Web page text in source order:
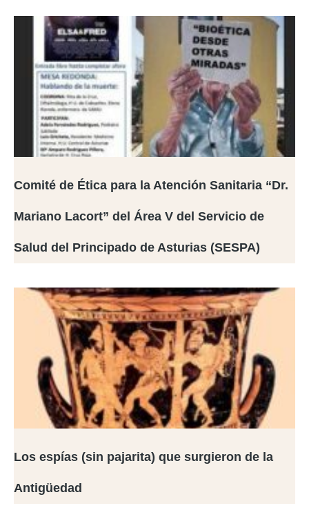
Comité de Ética para la Atención Sanitaria “Dr.
Mariano Lacort” del Área V del Servicio de
Salud del Principado de Asturias (SESPA)
Los espías (sin pajarita) que surgieron de la
Antigüedad